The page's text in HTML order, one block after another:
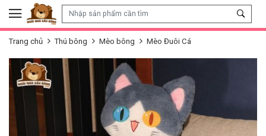
Skip to content
Trang chủ Thú bông Mèo bông Mèo Đuôi Cá